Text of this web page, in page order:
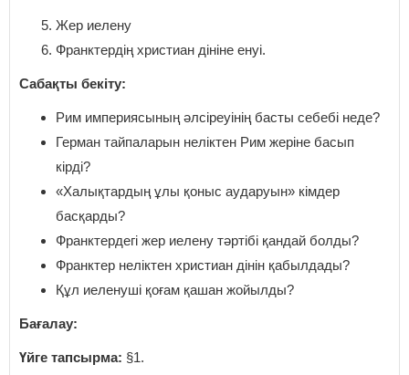
Жер иелену
Франктердің христиан дініне енуі.
Сабақты бекіту:
Рим империясының әлсіреуінің басты себебі неде?
Герман тайпаларын неліктен Рим жеріне басып
кірді?
«Халықтардың ұлы қоныс аударуын» кімдер
басқарды?
Франктердегі жер иелену тәртібі қандай болды?
Франктер неліктен христиан дінін қабылдады?
Құл иеленуші қоғам қашан жойылды?
Бағалау:
Үйге тапсырма: §1.